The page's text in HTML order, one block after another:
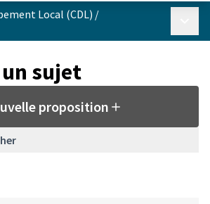
Local (CDL) /
sujet
proposition